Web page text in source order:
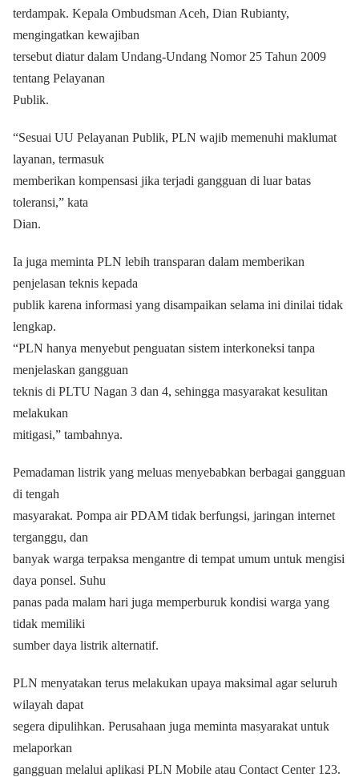
terdampak. Kepala Ombudsman Aceh, Dian Rubianty,
mengingatkan kewajiban
tersebut diatur dalam Undang-Undang Nomor 25 Tahun 2009
tentang Pelayanan
Publik.
“Sesuai UU Pelayanan Publik, PLN wajib memenuhi maklumat
layanan, termasuk
memberikan kompensasi jika terjadi gangguan di luar batas
toleransi,” kata
Dian.
Ia juga meminta PLN lebih transparan dalam memberikan
penjelasan teknis kepada
publik karena informasi yang disampaikan selama ini dinilai tidak
lengkap.
“PLN hanya menyebut penguatan sistem interkoneksi tanpa
menjelaskan gangguan
teknis di PLTU Nagan 3 dan 4, sehingga masyarakat kesulitan
melakukan
mitigasi,” tambahnya.
Pemadaman listrik yang meluas menyebabkan berbagai gangguan
di tengah
masyarakat. Pompa air PDAM tidak berfungsi, jaringan internet
terganggu, dan
banyak warga terpaksa mengantre di tempat umum untuk mengisi
daya ponsel. Suhu
panas pada malam hari juga memperburuk kondisi warga yang
tidak memiliki
sumber daya listrik alternatif.
PLN menyatakan terus melakukan upaya maksimal agar seluruh
wilayah dapat
segera dipulihkan. Perusahaan juga meminta masyarakat untuk
melaporkan
gangguan melalui aplikasi PLN Mobile atau Contact Center 123.